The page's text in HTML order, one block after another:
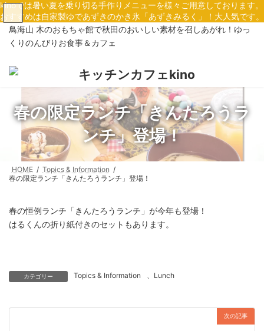
コ
ン
ナ
ビ
kinoでは暑い夏を乗り切る手作りメニューを様々ご用意しております。
おすすめは自家製ゆであずきのかき氷「あずきみるく」！大人気です。
鳥海山 木のおもちゃ館で秋田のおいしい素材を召しあがれ！ゆっ
くりのんびりお食事＆カフェ
春の限定ランチ「きんたろうラ
ンチ」登場！
HOME
Topics & Information
春の限定ランチ「きんたろうランチ」登場！
春の恒例ランチ「きんたろうランチ」が今年も登場！
はるくんの折り紙付きのセットもあります。
カテゴリー Topics & Information 、 Lunch
次の記事